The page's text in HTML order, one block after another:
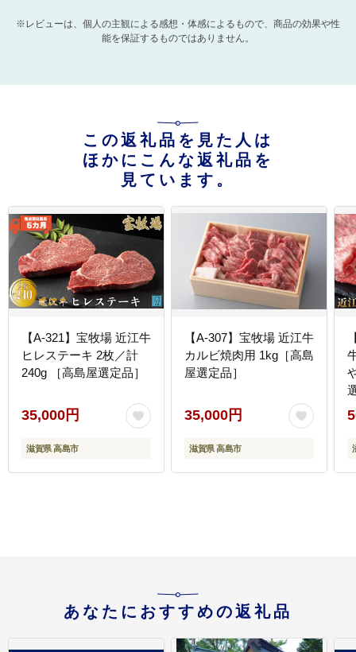
※レビューは、個人の主観による感想・体感によるもので、商品の効果や性
能を保証するものではありません。
この返礼品を見た人は
ほかにこんな返礼品を
見ています。
【A-321】宝牧場 近江牛
ヒレステーキ 2枚／計
240g ［高島屋選定品］
35,000円
滋賀県 高島市
【A-307】宝牧場 近江牛
カルビ焼肉用 1kg［高島
屋選定品］
35,000円
滋賀県 高島市
あなたにおすすめの返礼品